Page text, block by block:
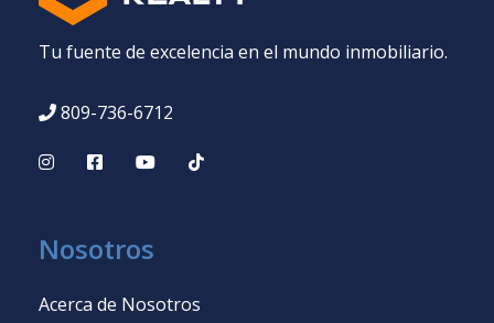
Tu fuente de excelencia en el mundo inmobiliario.
809-736-6712
Nosotros
Acerca de Nosotros